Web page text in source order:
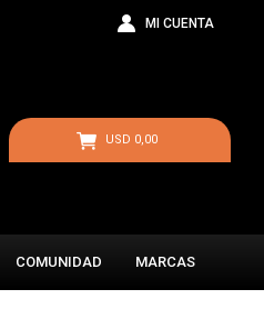
COMUNIDAD MARCAS
USD 0,00